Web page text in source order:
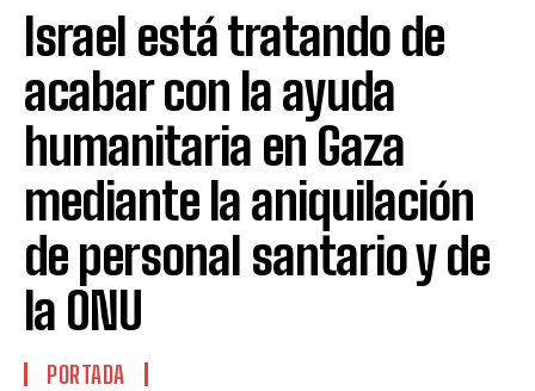
Israel está tratando de
acabar con la ayuda
humanitaria en Gaza
mediante la aniquilación
de personal santario y de
la ONU
PORTADA